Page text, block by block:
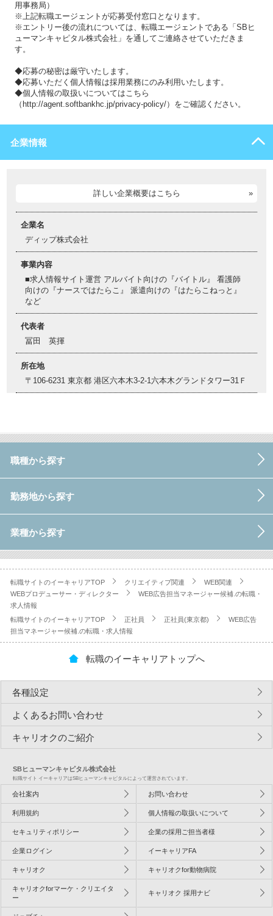
用事務局）
※上記転職エージェントが応募受付窓口となります。
※エントリー後の流れについては、転職エージェントである「SBヒ
ューマンキャピタル株式会社」を通してご連絡させていただきま
す。
◆応募の秘密は厳守いたします。
◆応募いただく個人情報は採用業務にのみ利用いたします。
◆個人情報の取扱いについてはこちら
（http://agent.softbankhc.jp/privacy-policy/）をご確認ください。
企業情報
詳しい企業概要はこちら
企業名
ディップ株式会社
事業内容
■求人情報サイト運営 アルバイト向けの『バイトル』 看護師
向けの『ナースではたらこ』 派遣向けの『はたらこねっと』
など
代表者
冨田 英揮
所在地
〒106-6231 東京都 港区六本木3-2-1六本木グランドタワー31Ｆ
職種から探す
勤務地から探す
業種から探す
転職サイトのイーキャリアTOP クリエイティブ関連
WEB関連
WEBプロデューサー・ディレクター
WEB広告担当マネージャー候補.の転職・
求人情報
転職サイトのイーキャリアTOP
正社員 正社員(東京都)
WEB広告
担当マネージャー候補.の転職・求人情報
転職のイーキャリアトップへ
各種設定
よくあるお問い合わせ
キャリオクのご紹介
SBヒューマンキャピタル株式会社
転職サイト イーキャリアはSBヒューマンキャピタルによって運営されています。
会社案内 お問い合わせ
利用規約 個人情報の取扱いについて
セキュリティポリシー 企業の採用ご担当者様
企業ログイン イーキャリアFA
キャリオク キャリオクfor動物病院
キャリオクforマーケ・クリエイタ
ー
キャリオク 採用ナビ